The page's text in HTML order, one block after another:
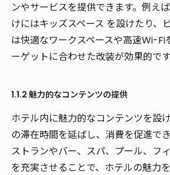
ンやサービスを提供できます。例え
けにはキッズスペース を設けたり、
は快適なワークスペースや高速Wi-Fi
ーゲットに合わせた改装が効果的です
1.1.2 魅力的なコンテンツの提供
ホテル内に魅力的なコンテンツを設
の滞在時間を延ばし、消費を促進で
ストランやバー、スパ、プール、フ
を充実させることで、ホテルの魅力